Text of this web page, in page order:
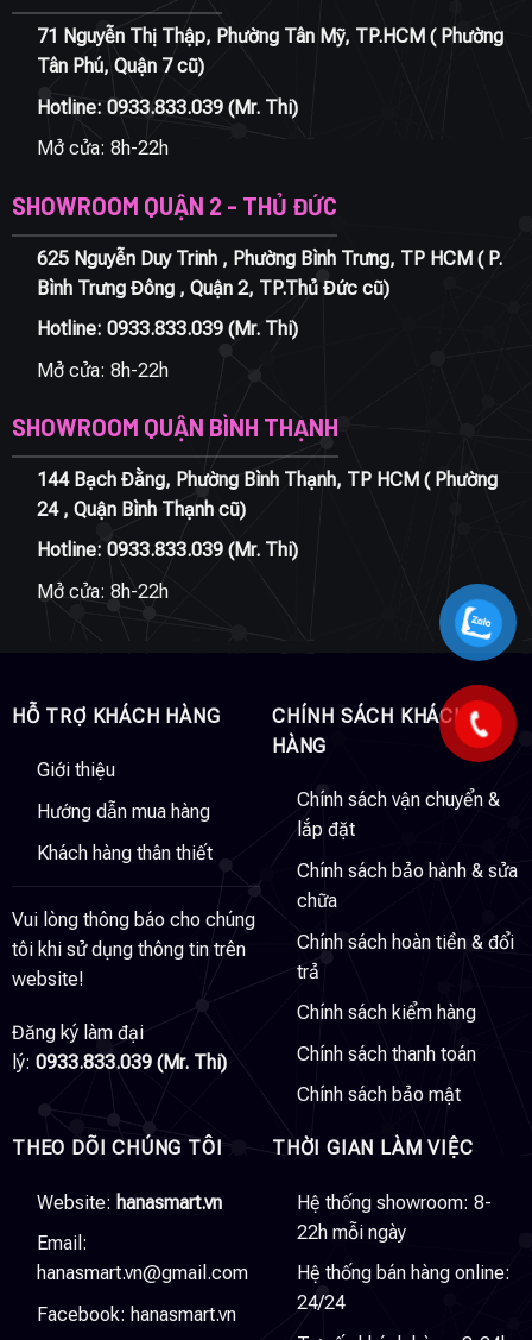
71 Nguyễn Thị Thập, Phường Tân Mỹ, TP.HCM ( Phường
Tân Phú, Quận 7 cũ)
Hotline: 0933.833.039(Mr. Thi)
Mở cửa: 8h-22h
SHOWROOM QUẬN 2 - THỦ ĐỨC
625 Nguyễn Duy Trinh , Phường Bình Trưng, TP HCM ( P.
Bình Trưng Đông , Quận 2, TP.Thủ Đức cũ)
Hotline: 0933.833.039(Mr. Thi)
Mở cửa: 8h-22h
SHOWROOM QUẬN BÌNH THẠNH
144 Bạch Đằng, Phường Bình Thạnh, TP HCM ( Phường
24 , Quận Bình Thạnh cũ)
Hotline: 0933.833.039(Mr. Thi)
Mở cửa: 8h-22h
HỖ TRỢ KHÁCH HÀNG
Giới thiệu
Hướng dẫn mua hàng
Khách hàng thân thiết
Vui lòng thông báo cho chúng
tôi khi sử dụng thông tin trên
website!
Đăng ký làm đại
lý: 0933.833.039 (Mr. Thi)
CHÍNH SÁCH KHÁCH
HÀNG
Chính sách vận chuyển &
lắp đặt
Chính sách bảo hành & sửa
chữa
Chính sách hoàn tiền & đổi
trả
Chính sách kiểm hàng
Chính sách thanh toán
Chính sách bảo mật
THEO DÕI CHÚNG TÔI
Website: hanasmart.vn
Email:
hanasmart.vn@gmail.com
Facebook: hanasmart.vn
THỜI GIAN LÀM VIỆC
Hệ thống showroom: 8-
22h mỗi ngày
Hệ thống bán hàng online:
24/24